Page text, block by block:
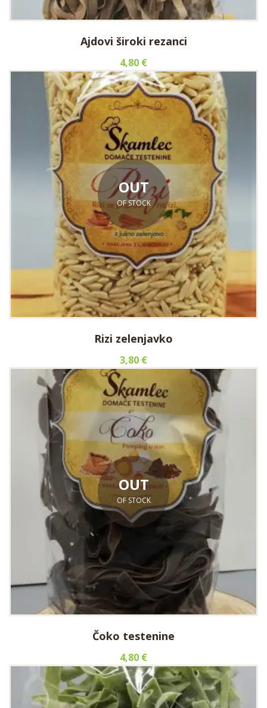
Ajdovi široki rezanci
4,80 €
OUT
OF STOCK
Rizi zelenjavko
3,80 €
OUT
OF STOCK
Čoko testenine
4,80 €